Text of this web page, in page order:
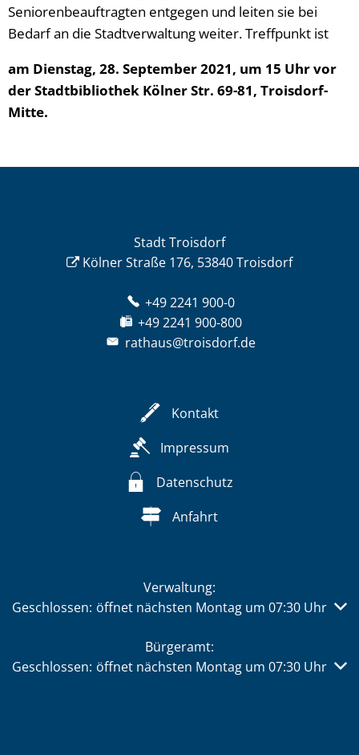
Seniorenbeauftragten entgegen und leiten sie bei
Bedarf an die Stadtverwaltung weiter. Treffpunkt ist
am Dienstag, 28. September 2021, um 15 Uhr vor
der Stadtbibliothek Kölner Str. 69-81, Troisdorf-
Mitte.
Stadt Troisdorf
Kölner Straße 176, 53840 Troisdorf
+49 2241 900-0
+49 2241 900-800
rathaus@troisdorf.de
Kontakt
Impressum
Datenschutz
Anfahrt
Verwaltung:
Klicken, um weitere Öffnungs- oder Schließzeiten
Geschlossen: öffnet nächsten Montag um 07:30 Uhr
Bürgeramt:
Klicken, um weitere Öffnungs- oder Schließzeiten
Geschlossen: öffnet nächsten Montag um 07:30 Uhr